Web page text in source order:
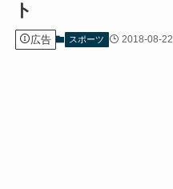
ト
広告 スポーツ 2018-08-22